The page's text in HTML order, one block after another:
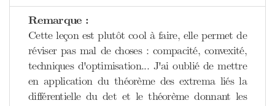
Remarque :
Cette leçon est plutôt cool à faire, elle permet de
réviser pas mal de choses : compacité, convexité,
techniques d'optimisation... J'ai oublié de mettre
en application du théorème des extrema liés la
différentielle du det et le théorème donnant les